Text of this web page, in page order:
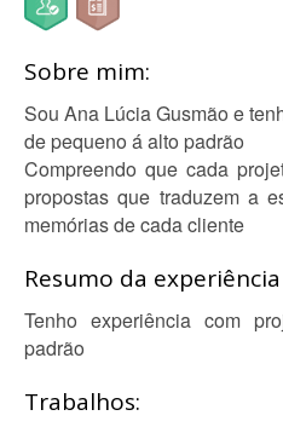
Sobre mim:
Sou Ana Lúcia Gusmão e
de pequeno á alto padrão
Compreendo que cada
propostas que traduzem a
memórias de cada cliente
Resumo da
Tenho experiência com
padrão
Trabalhos: